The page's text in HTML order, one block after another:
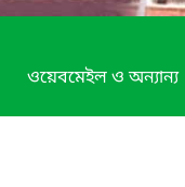
ওয়েবমেইল ও অন্যান্য